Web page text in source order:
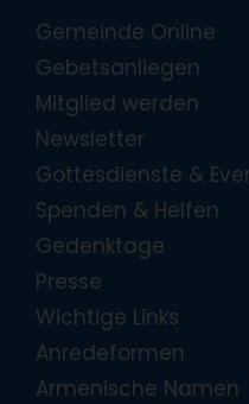
Gemeinde Online
Gebetsanliegen
Mitglied werden
Newsletter
Gottesdienste &
Spenden & Helfen
Gedenktage
Presse
Wichtige Links
Anredeformen
Armenische Namen